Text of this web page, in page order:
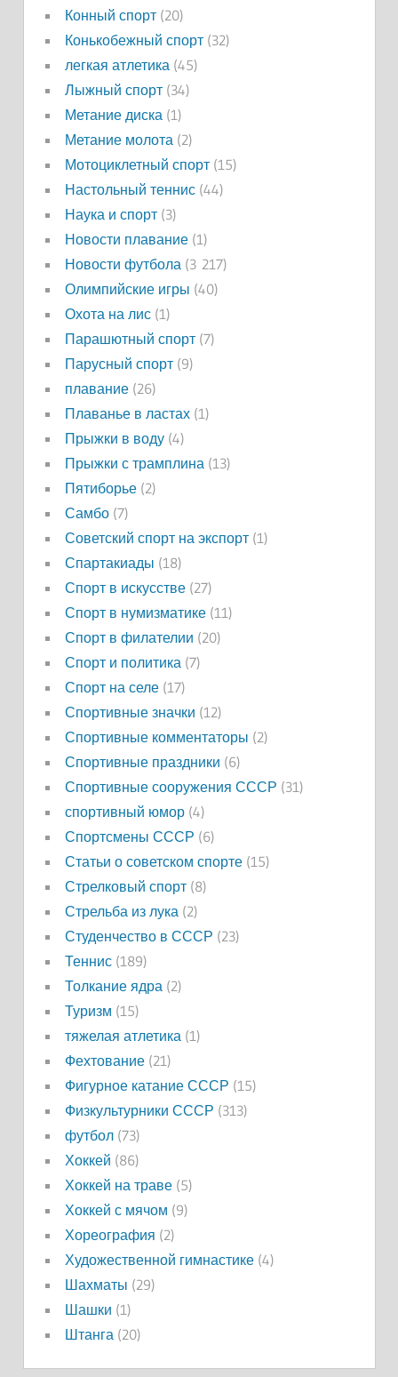
Конный спорт(20)
Конькобежный спорт(32)
легкая атлетика (45)
Лыжный спорт(34)
Метание диска (1)
Метание молота (2)
Мотоциклетный спорт(15)
Настольный теннис(44)
Наука и спорт(3)
Новости плавание(1)
Новости футбола (3 217)
Олимпийские игры (40)
Охота на лис(1)
Парашютный спорт(7)
Парусный спорт(9)
плавание(26)
Плаванье в ластах(1)
Прыжки в воду(4)
Прыжки с трамплина (13)
Пятиборье(2)
Самбо(7)
Советский спорт на экспорт(1)
Спартакиады (18)
Спорт в искусстве(27)
Спорт в нумизматике(11)
Спорт в филателии (20)
Спорт и политика (7)
Спорт на селе(17)
Спортивные значки (12)
Спортивные комментаторы (2)
Спортивные праздники (6)
Спортивные сооружения СССР (31)
спортивный юмор(4)
Спортсмены СССР (6)
Статьи о советском спорте(15)
Стрелковый спорт(8)
Стрельба из лука (2)
Студенчество в СССР (23)
Теннис(189)
Толкание ядра (2)
Туризм (15)
тяжелая атлетика (1)
Фехтование(21)
Фигурное катание СССР (15)
Физкультурники СССР (313)
футбол(73)
Хоккей (86)
Хоккей на траве(5)
Хоккей с мячом (9)
Хореография (2)
Художественной гимнастике(4)
Шахматы (29)
Шашки (1)
Штанга (20)